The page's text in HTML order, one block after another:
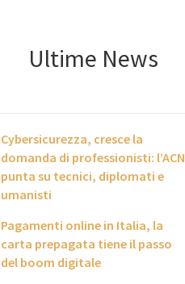
Ultime News
Cybersicurezza, cresce la
domanda di professionisti: l’ACN
punta su tecnici, diplomati e
umanisti
Pagamenti online in Italia, la
carta prepagata tiene il passo
del boom digitale